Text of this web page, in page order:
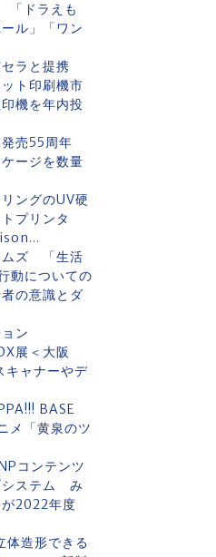
「ドラえも
ル」「ワン
ラと提携
ト印刷機市
機を年内投
発売55周年
ージを数量
ングのUV硬
トプリンタ
ムズ 「生活
動についての
の意識とダ
ョン
展＜大阪
ャナーやデ
BASE
メ「黄泉のツ
コンテンツ
システム み
2022年度
体造形できる